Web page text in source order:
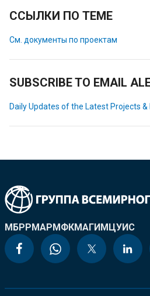
ССЫЛКИ ПО ТЕМЕ
См. документы по проектам
SUBSCRIBE TO EMAIL
Daily Updates of the Latest Projects
МБРРМАРМФКМАГИМЦУИС